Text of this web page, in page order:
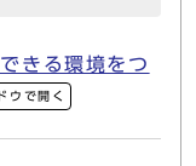
きる環境をつ
ウで開く